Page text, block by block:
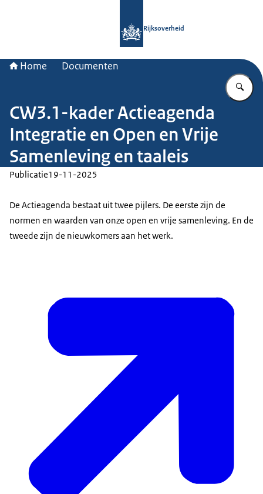
Rijksoverheid
Home Documenten
CW3.1-kader Actieagenda
Integratie en Open en Vrije
Samenleving en taaleis
Publicatie19-11-2025
De Actieagenda bestaat uit twee pijlers. De eerste zijn de
normen en waarden van onze open en vrije samenleving. En de
tweede zijn de nieuwkomers aan het werk.